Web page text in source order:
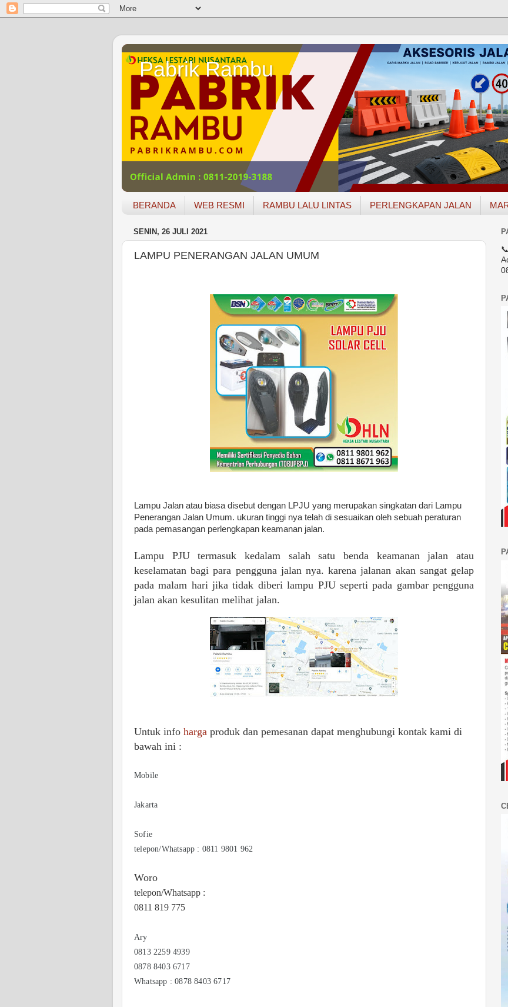
Pabrik Rambu
BERANDA WEB RESMI RAMBU LALU LINTAS PERLENGKAPAN JALAN
SENIN, 26 JULI 2021
LAMPU PENERANGAN JALAN UMUM
Lampu Jalan atau biasa disebut dengan LPJU yang merupakan singkatan dari Lampu
Penerangan Jalan Umum. ukuran tinggi nya telah di sesuaikan oleh sebuah peraturan
pada pemasangan perlengkapan keamanan jalan.
Lampu PJU termasuk kedalam salah satu benda keamanan jalan atau
keselamatan bagi para pengguna jalan nya. karena jalanan akan sangat gelap
pada malam hari jika tidak diberi lampu PJU seperti pada gambar pengguna
jalan akan kesulitan melihat jalan.
Untuk info harga produk dan pemesanan dapat menghubungi kontak kami di
bawah ini :
Mobile
Jakarta
Sofie
telepon/Whatsapp : 0811 9801 962
Woro
telepon/Whatsapp :
0811 819 775
Ary
0813 2259 4939
0878 8403 6717
Whatsapp : 0878 8403 6717